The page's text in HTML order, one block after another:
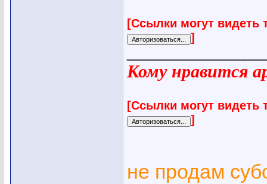
[Ссылки могут видеть
]
Кому нравится
[Ссылки могут видеть
]
не продам